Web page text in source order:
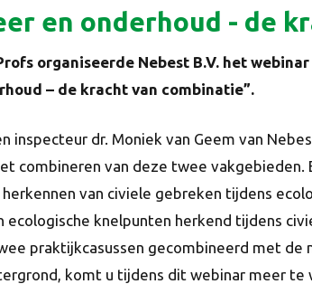
en onderhoud - de
organiseerde Nebest B.V. het webinar
– de kracht van combinatie”.
inspecteur dr. Moniek van Geem van
combineren van deze twee vakgebieden.
van civiele gebreken tijdens
ecologische knelpunten herkend tijdens
praktijkcasussen gecombineerd met de
komt u tijdens dit webinar meer te